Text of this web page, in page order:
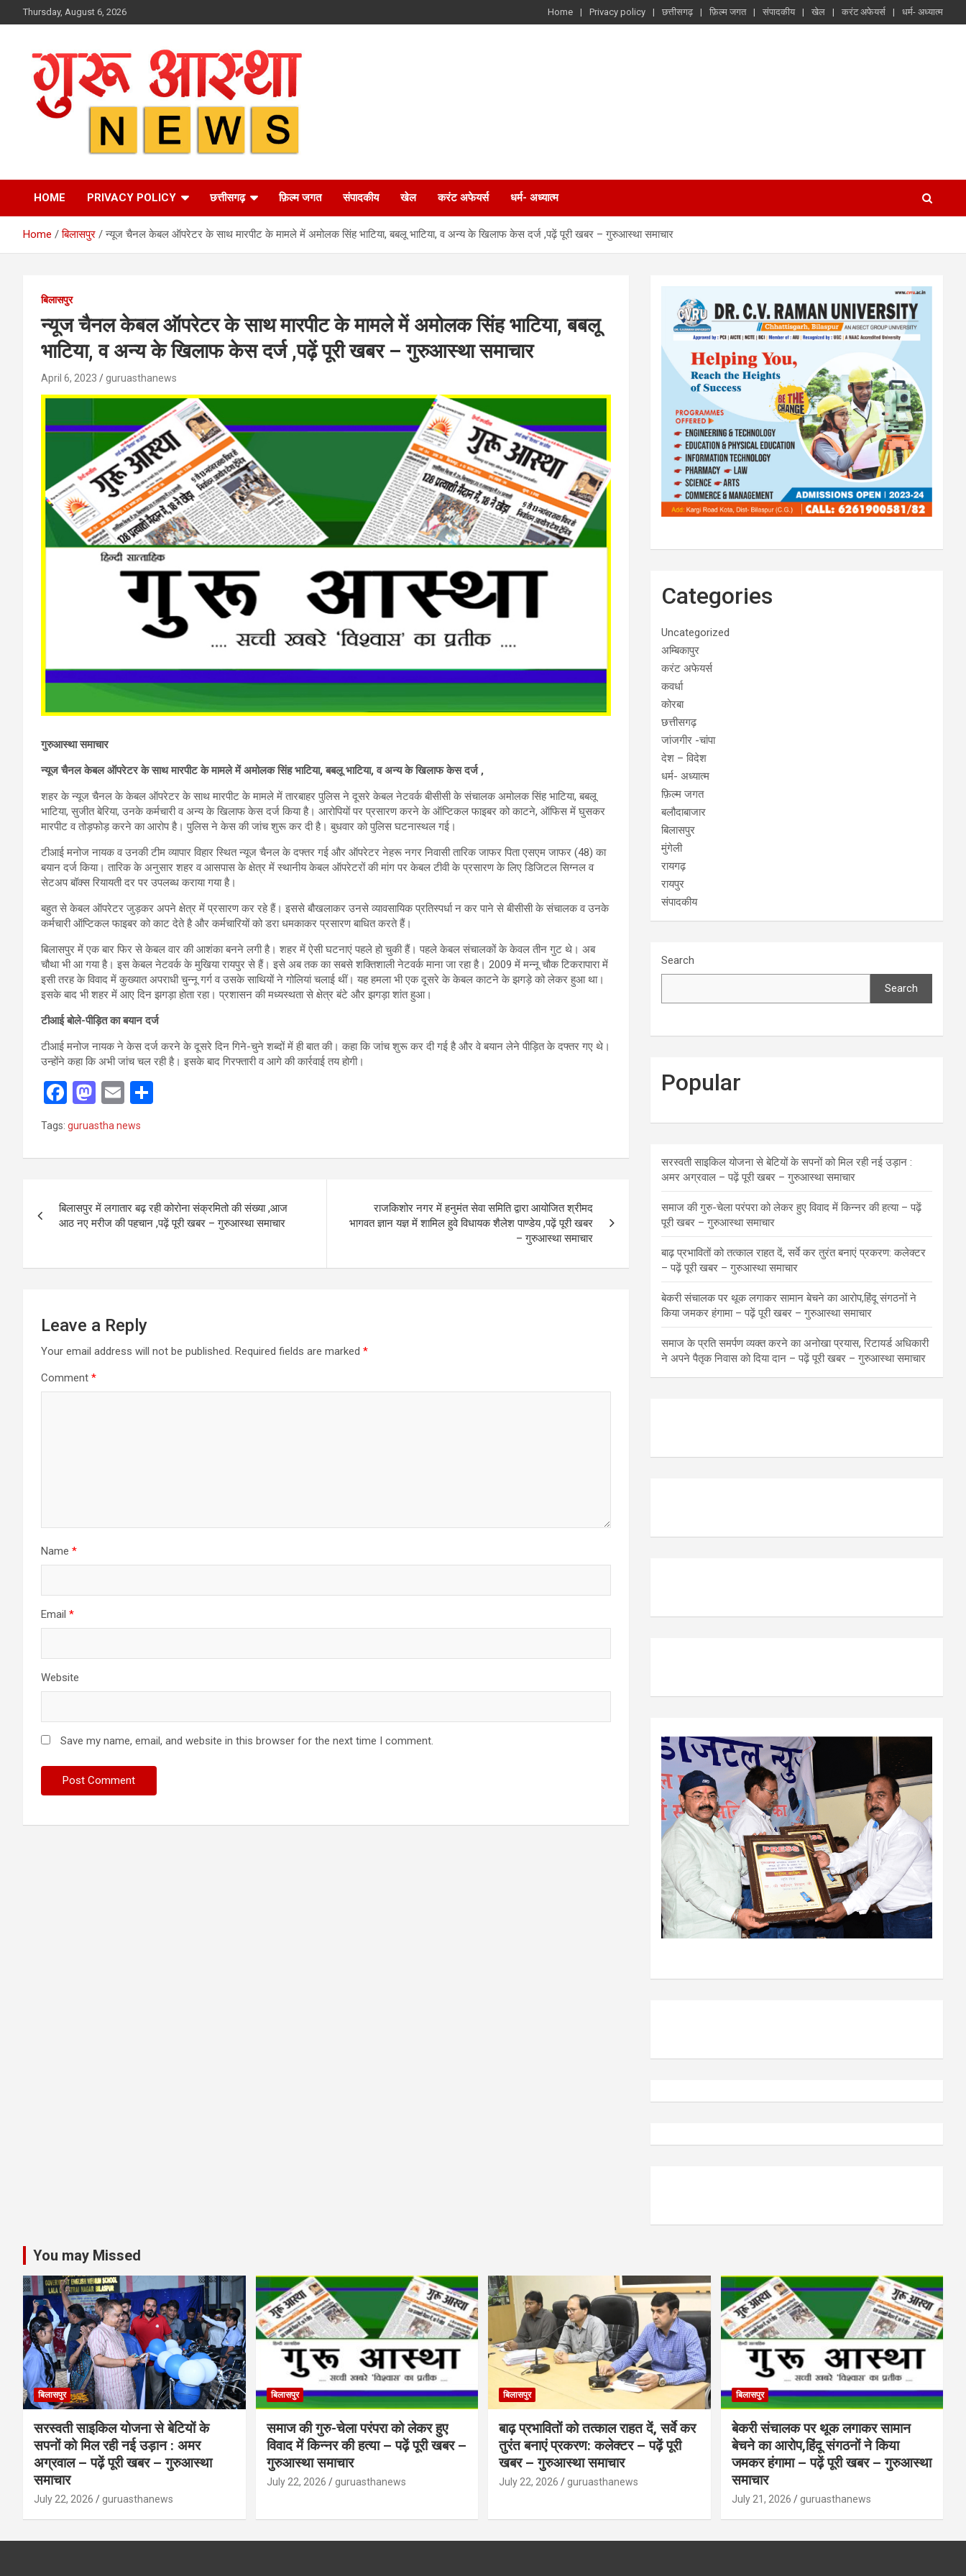
to
Thursday, August 6, 2026 Home Privacy policy छत्तीसगढ़ फ़िल्म जगत संपादकीय खेल करंट अफेयर्स धर्म- अध्यात्म
HOME PRIVACY POLICY छत्तीसगढ़ फ़िल्म जगत संपादकीय खेल करंट अफेयर्स धर्म- अध्यात्म
Home बिलासपुर न्यूज चैनल केबल ऑपरेटर के साथ मारपीट के मामले में अमोलक सिंह भाटिया, बबलू भाटिया, व अन्य के खिलाफ केस दर्ज ,पढ़ें पूरी खबर – गुरुआस्था समाचार
बिलासपुर
न्यूज चैनल केबल ऑपरेटर के साथ मारपीट के मामले में अमोलक सिंह भाटिया, बबलू
भाटिया, व अन्य के खिलाफ केस दर्ज ,पढ़ें पूरी खबर – गुरुआस्था समाचार
April 6, 2023 guruasthanews
गुरुआस्था समाचार
न्यूज चैनल केबल ऑपरेटर के साथ मारपीट के मामले में अमोलक सिंह भाटिया, बबलू भाटिया, व अन्य के खिलाफ केस दर्ज ,
शहर के न्यूज चैनल के केबल ऑपरेटर के साथ मारपीट के मामले में तारबाहर पुलिस ने दूसरे केबल नेटवर्क बीसीसी के संचालक अमोलक सिंह भाटिया, बबलू
भाटिया, सुजीत बेरिया, उनके कर्मचारी व अन्य के खिलाफ केस दर्ज किया है। आरोपियों पर प्रसारण करने के ऑप्टिकल फाइबर को काटने, ऑफिस में घुसकर
मारपीट व तोड़फोड़ करने का आरोप है। पुलिस ने केस की जांच शुरू कर दी है। बुधवार को पुलिस घटनास्थल गई।
टीआई मनोज नायक व उनकी टीम व्यापार विहार स्थित न्यूज चैनल के दफ्तर गई और ऑपरेटर नेहरू नगर निवासी तारिक जाफर पिता एसएम जाफर (48) का
बयान दर्ज किया। तारिक के अनुसार शहर व आसपास के क्षेत्र में स्थानीय केबल ऑपरेटरों की मांग पर केबल टीवी के प्रसारण के लिए डिजिटल सिग्नल व
सेटअप बॉक्स रियायती दर पर उपलब्ध कराया गया है।
बहुत से केबल ऑपरेटर जुड़कर अपने क्षेत्र में प्रसारण कर रहे हैं। इससे बौखलाकर उनसे व्यावसायिक प्रतिस्पर्धा न कर पाने से बीसीसी के संचालक व उनके
कर्मचारी ऑप्टिकल फाइबर को काट देते है और कर्मचारियों को डरा धमकाकर प्रसारण बाधित करते हैं।
बिलासपुर में एक बार फिर से केबल वार की आशंका बनने लगी है। शहर में ऐसी घटनाएं पहले हो चुकी हैं। पहले केबल संचालकों के केवल तीन गुट थे। अब
चौथा भी आ गया है। इस केबल नेटवर्क के मुखिया रायपुर से हैं। इसे अब तक का सबसे शक्तिशाली नेटवर्क माना जा रहा है। 2009 में मन्नू चौक टिकरापारा में
इसी तरह के विवाद में कुख्यात अपराधी चुन्नू गर्ग व उसके साथियों ने गोलियां चलाई थीं। यह हमला भी एक दूसरे के केबल काटने के झगड़े को लेकर हुआ था।
इसके बाद भी शहर में आए दिन झगड़ा होता रहा। प्रशासन की मध्यस्थता से क्षेत्र बंटे और झगड़ा शांत हुआ।
टीआई बोले-पीड़ित का बयान दर्ज
टीआई मनोज नायक ने केस दर्ज करने के दूसरे दिन गिने-चुने शब्दों में ही बात की। कहा कि जांच शुरू कर दी गई है और वे बयान लेने पीड़ित के दफ्तर गए थे।
उन्होंने कहा कि अभी जांच चल रही है। इसके बाद गिरफ्तारी व आगे की कार्रवाई तय होगी।
F
ce
b
o
k
M
a
st
o
o
n
E
ail
e
Tags: guruastha news
navigation
बिलासपुर में लगातार बढ़ रही कोरोना संक्रमितो की संख्या ,आज
आठ नए मरीज की पहचान ,पढ़ें पूरी खबर – गुरुआस्था समाचार
राजकिशोर नगर में हनुमंत सेवा समिति द्वारा आयोजित श्रीमद
भागवत ज्ञान यज्ञ में शामिल हुवे विधायक शैलेश पाण्डेय ,पढ़ें पूरी खबर
– गुरुआस्था समाचार
Leave a Reply
Your email address will not be published. Required fields are marked *
Comment *
Name *
Email *
Website
Save my name, email, and website in this browser for the next time I comment.
Categories
Uncategorized
अम्बिकापुर
करंट अफेयर्स
कवर्धा
कोरबा
छत्तीसगढ़
जांजगीर -चांपा
देश – विदेश
धर्म- अध्यात्म
फ़िल्म जगत
बलौदाबाजार
बिलासपुर
मुंगेली
रायगढ़
रायपुर
संपादकीय
Search
Search
Popular
सरस्वती साइकिल योजना से बेटियों के सपनों को मिल रही नई उड़ान :
अमर अग्रवाल – पढ़ें पूरी खबर – गुरुआस्था समाचार
समाज की गुरु-चेला परंपरा को लेकर हुए विवाद में किन्नर की हत्या – पढ़ें
पूरी खबर – गुरुआस्था समाचार
बाढ़ प्रभावितों को तत्काल राहत दें, सर्वे कर तुरंत बनाएं प्रकरण: कलेक्टर
– पढ़ें पूरी खबर – गुरुआस्था समाचार
बेकरी संचालक पर थूक लगाकर सामान बेचने का आरोप,हिंदू संगठनों ने
किया जमकर हंगामा – पढ़ें पूरी खबर – गुरुआस्था समाचार
समाज के प्रति समर्पण व्यक्त करने का अनोखा प्रयास, रिटायर्ड अधिकारी
ने अपने पैतृक निवास को दिया दान – पढ़ें पूरी खबर – गुरुआस्था समाचार
You may Missed
बिलासपुर
सरस्वती साइकिल योजना से बेटियों के
सपनों को मिल रही नई उड़ान : अमर
अग्रवाल – पढ़ें पूरी खबर – गुरुआस्था
समाचार
July 22, 2026 guruasthanews
बिलासपुर
समाज की गुरु-चेला परंपरा को लेकर हुए
विवाद में किन्नर की हत्या – पढ़ें पूरी खबर –
गुरुआस्था समाचार
July 22, 2026 guruasthanews
बिलासपुर
बाढ़ प्रभावितों को तत्काल राहत दें, सर्वे कर
तुरंत बनाएं प्रकरण: कलेक्टर – पढ़ें पूरी
खबर – गुरुआस्था समाचार
July 22, 2026 guruasthanews
बिलासपुर
बेकरी संचालक पर थूक लगाकर सामान
बेचने का आरोप,हिंदू संगठनों ने किया
जमकर हंगामा – पढ़ें पूरी खबर – गुरुआस्था
समाचार
July 21, 2026 guruasthanews